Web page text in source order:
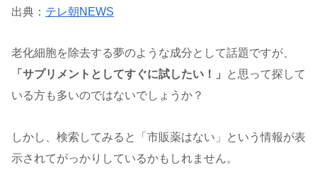
出典： テレ朝NEWS
老化細胞を除去する夢のような成分として話題ですが、
「サプリメントとしてすぐに試したい！」
と思って探して
いる方も多いのではないでしょうか？
しかし、検索してみると「市販薬はない」という情報が表
示されてがっかりしているかもしれません。